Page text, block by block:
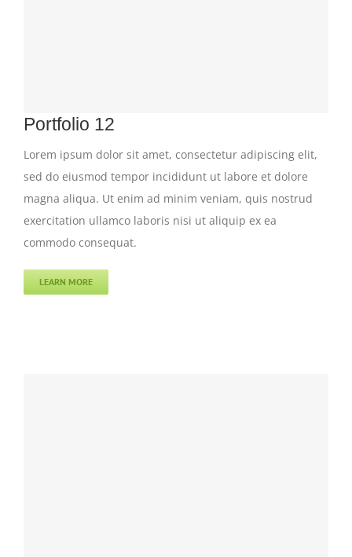
Portfolio 12
Lorem ipsum dolor sit amet, consectetur adipiscing elit,
sed do eiusmod tempor incididunt ut labore et dolore
magna aliqua. Ut enim ad minim veniam, quis nostrud
exercitation ullamco laboris nisi ut aliquip ex ea
commodo consequat.
LEARN MORE